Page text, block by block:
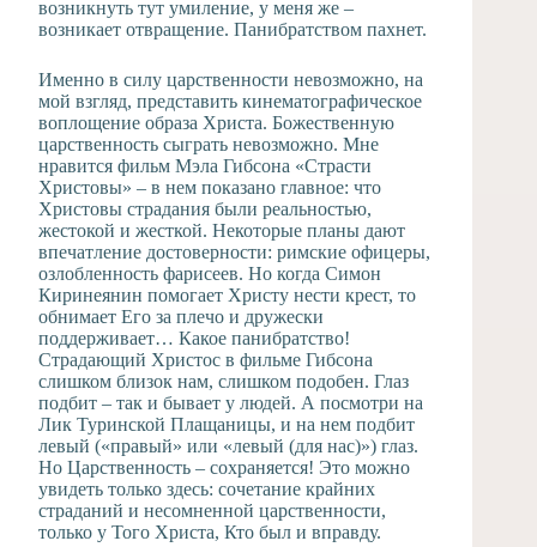
возникнуть тут умиление, у меня же –
возникает отвращение. Панибратством пахнет.
Именно в силу царственности невозможно, на
мой взгляд, представить кинематографическое
воплощение образа Христа. Божественную
царственность сыграть невозможно. Мне
нравится фильм Мэла Гибсона «Страсти
Христовы» – в нем показано главное: что
Христовы страдания были реальностью,
жестокой и жесткой. Некоторые планы дают
впечатление достоверности: римские офицеры,
озлобленность фарисеев. Но когда Симон
Киринеянин помогает Христу нести крест, то
обнимает Его за плечо и дружески
поддерживает… Какое панибратство!
Страдающий Христос в фильме Гибсона
слишком близок нам, слишком подобен. Глаз
подбит – так и бывает у людей. А посмотри на
Лик Туринской Плащаницы, и на нем подбит
левый («правый» или «левый (для нас)») глаз.
Но Царственность – сохраняется! Это можно
увидеть только здесь: сочетание крайних
страданий и несомненной царственности,
только у Того Христа, Кто был и вправду.